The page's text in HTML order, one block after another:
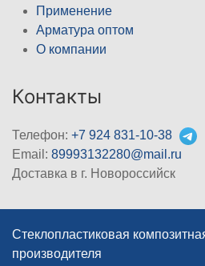
Применение
Арматура оптом
О компании
Контакты
Телефон: +7 924 831-10-38
Email: 89993132280@mail.ru
Доставка в г. Новороссийск
Стеклопластиковая
производителя